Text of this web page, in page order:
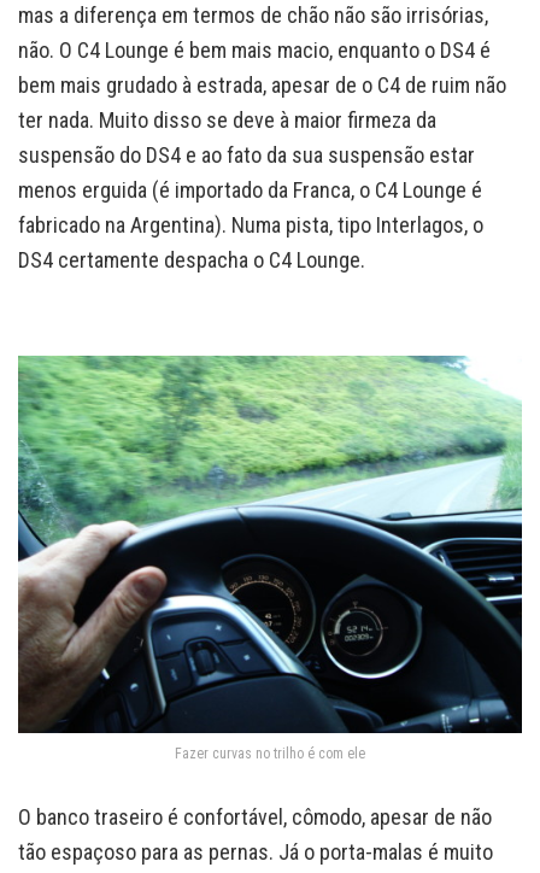
mas a diferença em termos de chão não são irrisórias,
não. O C4 Lounge é bem mais macio, enquanto o DS4 é
bem mais grudado à estrada, apesar de o C4 de ruim não
ter nada. Muito disso se deve à maior firmeza da
suspensão do DS4 e ao fato da sua suspensão estar
menos erguida (é importado da Franca, o C4 Lounge é
fabricado na Argentina). Numa pista, tipo Interlagos, o
DS4 certamente despacha o C4 Lounge.
Fazer curvas no trilho é com ele
O banco traseiro é confortável, cômodo, apesar de não
tão espaçoso para as pernas. Já o porta-malas é muito